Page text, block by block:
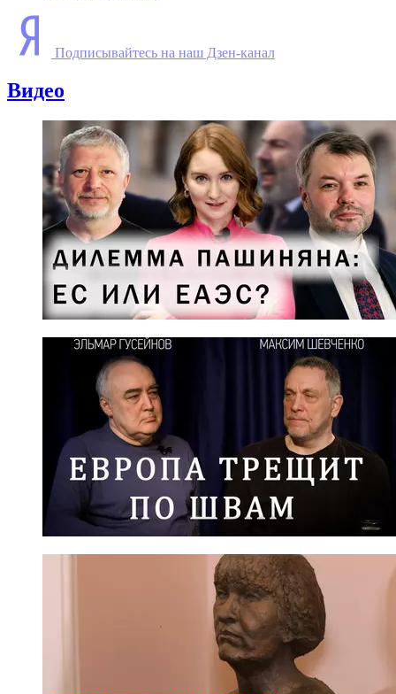
Подписывайтесь на наш Дзен-канал
Видео